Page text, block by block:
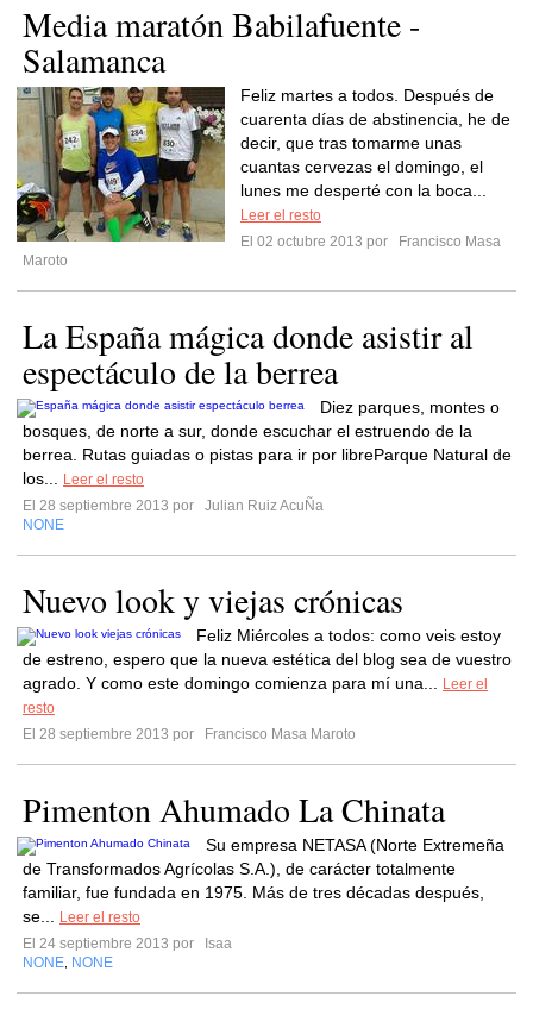
Media maratón Babilafuente -
Salamanca
Feliz martes a todos. Después de
cuarenta días de abstinencia, he de
decir, que tras tomarme unas
cuantas cervezas el domingo, el
lunes me desperté con la boca...
Leer el resto
El 02 octubre 2013 por
Francisco Masa
Maroto
La España mágica donde asistir al
espectáculo de la berrea
Diez parques, montes o
bosques, de norte a sur, donde escuchar el estruendo de la
berrea. Rutas guiadas o pistas para ir por libreParque Natural de
los...
Leer el resto
El 28 septiembre 2013 por
Julian Ruiz AcuÑa
NONE
Nuevo look y viejas crónicas
Feliz Miércoles a todos: como veis estoy
de estreno, espero que la nueva estética del blog sea de vuestro
agrado. Y como este domingo comienza para mí una...
Leer el
resto
El 28 septiembre 2013 por
Francisco Masa Maroto
Pimenton Ahumado La Chinata
Su empresa NETASA (Norte Extremeña
de Transformados Agrícolas S.A.), de carácter totalmente
familiar, fue fundada en 1975. Más de tres décadas después,
se...
Leer el resto
El 24 septiembre 2013 por
Isaa
NONE NONE